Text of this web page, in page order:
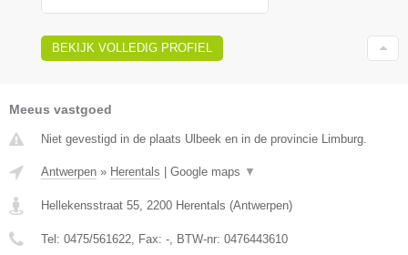
BEKIJK VOLLEDIG PROFIEL
Meeus vastgoed
Niet gevestigd in de plaats Ulbeek en in de provincie Limburg.
Antwerpen » Herentals Google maps ▼
Hellekensstraat 55, 2200 Herentals (Antwerpen)
Tel: 0475/561622, Fax: -, BTW-nr: 0476443610